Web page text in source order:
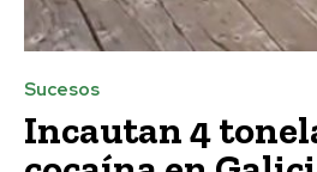
Sucesos
Incautan 4